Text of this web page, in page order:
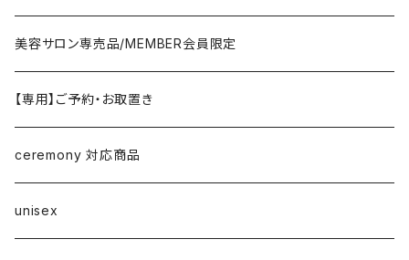
RISLEY
CHIGNON／YENN／Mewl
LEMELANGE／ESPEYRAC
anana
T-shirt/cutsew
denim
pants
one-piece/salopette
inner/underwear
ring
bracelet/anklet
hair accessory
corsage/broach
stol・muffler・scarf
belt
hat・cap
arm cover
sandal
sneaker
loafer／flat shoes
pumps・mule
美容サロン専売品/MEMBER会員限定
【専用】ご予約・お取置き
ceremony 対応商品
unisex